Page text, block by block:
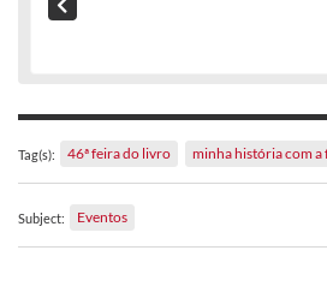
Tag(s): 46ª feira do livro minha história com a
Subject: Eventos